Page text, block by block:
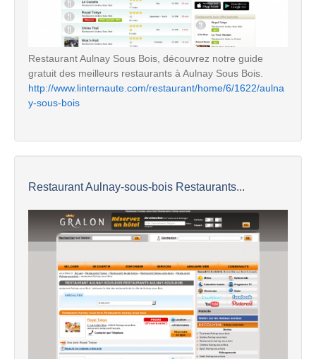
Restaurant Aulnay Sous Bois, découvrez notre guide
gratuit des meilleurs restaurants à Aulnay Sous Bois.
http://www.linternaute.com/restaurant/home/6/1622/aulna
y-sous-bois
Restaurant Aulnay-sous-bois Restaurants...